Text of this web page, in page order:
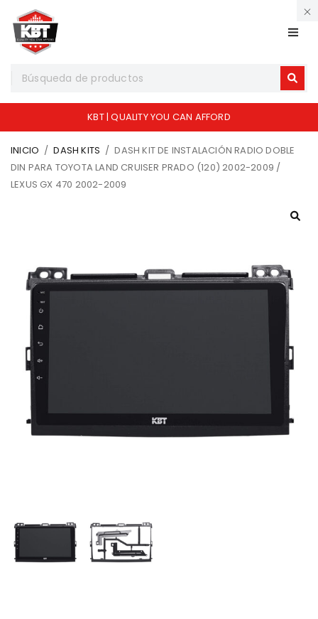
KBT | QUALITY YOU CAN AFFORD
INICIO / DASH KITS / DASH KIT DE INSTALACIÓN RADIO DOBLE
DIN PARA TOYOTA LAND CRUISER PRADO (120) 2002-2009 /
LEXUS GX 470 2002-2009